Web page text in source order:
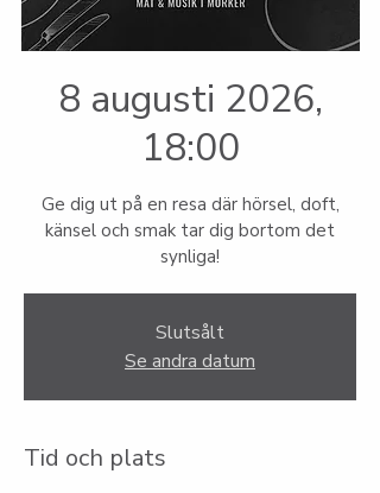
8 augusti 2026,
18:00
Ge dig ut på en resa där hörsel, doft,
känsel och smak tar dig bortom det
synliga!
Slutsålt
Se andra datum
Tid och plats